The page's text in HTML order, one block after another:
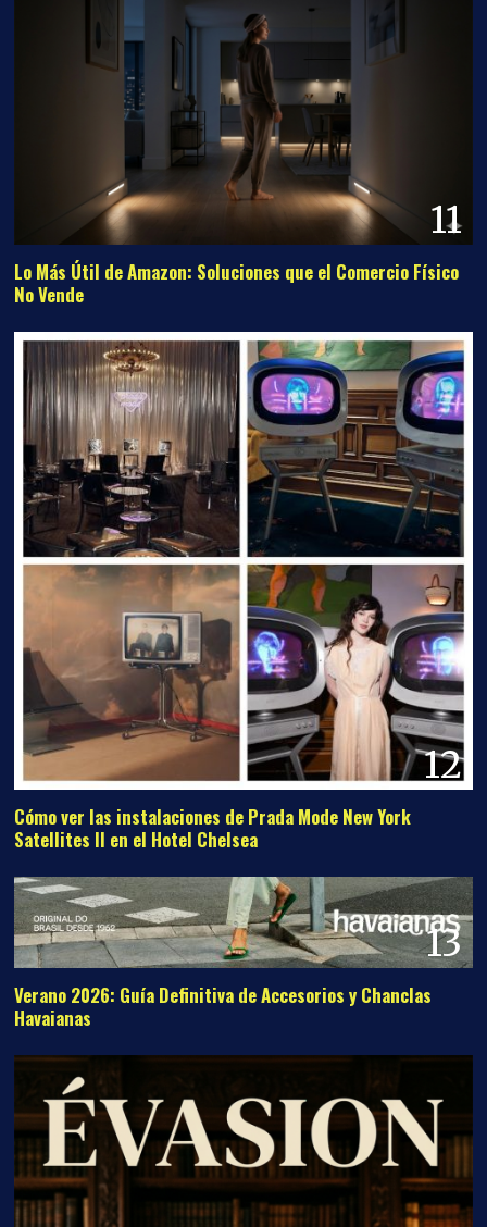
11
Lo Más Útil de Amazon: Soluciones que el Comercio Físico
No Vende
12
Cómo ver las instalaciones de Prada Mode New York
Satellites II en el Hotel Chelsea
13
Verano 2026: Guía Definitiva de Accesorios y Chanclas
Havaianas